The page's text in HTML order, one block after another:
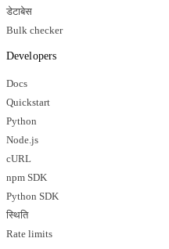
डेटाबेस
Bulk checker
Developers
Docs
Quickstart
Python
Node.js
cURL
npm SDK
Python SDK
स्थिति
Rate limits